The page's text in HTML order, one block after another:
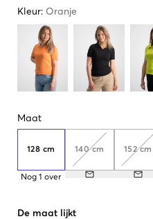
Kleur: Oranje
Maat
128 cm
Nog 1 over
140 cm 152 cm
De maat lijkt